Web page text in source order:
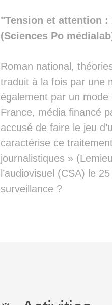
"Tension et attention
(Sciences Po
Roman national,
traduit à la fois par une
également par un
France, média financé
accusé de faire le jeu
caractérise ce
journalistiques »
l’audiovisuel (CSA) le
surveillance ?